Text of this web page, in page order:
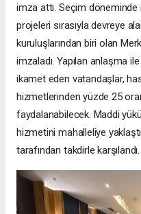
imza attı. Seçim
projeleri sırasıyla devreye
kuruluşlarından biri olan
imzaladı. Yapılan anlaşma
ikamet eden vatandaşlar,
hizmetlerinden yüzde 25
faydalanabilecek. Maddi
hizmetini mahalleliye
tarafından takdirle karşılandı.